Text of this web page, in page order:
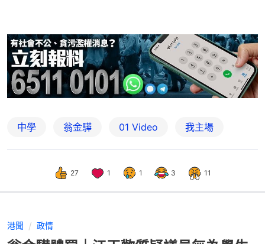
中學 翁金驊 01 Video 我主場
27 1 1 3 11
港聞 政情